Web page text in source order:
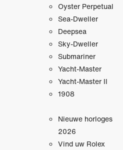
Oyster Perpetual
Sea-Dweller
Deepsea
Sky-Dweller
Submariner
Yacht-Master
Yacht-Master II
1908
Nieuwe horloges
2026
Vind uw Rolex